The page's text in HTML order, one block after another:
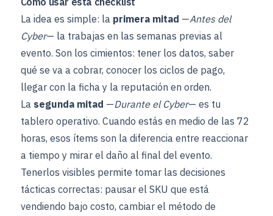
La idea es simple: la primera mitad —Antes del
Cyber— la trabajas en las semanas previas al
evento. Son los cimientos: tener los datos, saber
qué se va a cobrar, conocer los ciclos de pago,
llegar con la ficha y la reputación en orden.
La segunda mitad —Durante el Cyber— es tu
tablero operativo. Cuando estás en medio de las 72
horas, esos ítems son la diferencia entre reaccionar
a tiempo y mirar el daño al final del evento.
Tenerlos visibles permite tomar las decisiones
tácticas correctas: pausar el SKU que está
vendiendo bajo costo, cambiar el método de